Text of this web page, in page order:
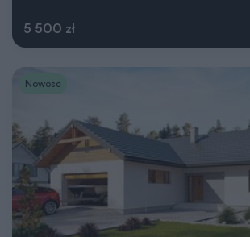
5 500 zł
Nowość